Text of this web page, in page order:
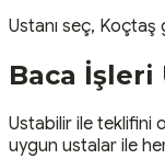
Ustanı seç, Koçtaş
Baca İşleri
Ustabilir ile teklifini
uygun ustalar ile